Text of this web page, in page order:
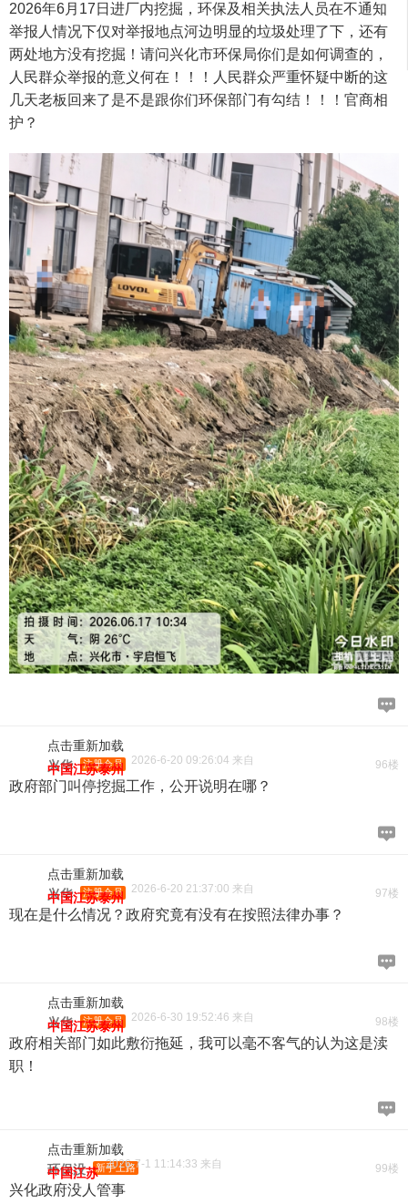
2026年6月17日进厂内挖掘，环保及相关执法人员在不通知
举报人情况下仅对举报地点河边明显的垃圾处理了下，还有
两处地方没有挖掘！请问兴化市环保局你们是如何调查的，
人民群众举报的意义何在！！！人民群众严重怀疑中断的这
几天老板回来了是不是跟你们环保部门有勾结！！！官商相
护？
点击重新加载
96楼
兴华 注册会员 2026-6-20 09:26:04 来自
中国江苏泰州
政府部门叫停挖掘工作，公开说明在哪？
点击重新加载
97楼
兴华 注册会员 2026-6-20 21:37:00 来自
中国江苏泰州
现在是什么情况？政府究竟有没有在按照法律办事？
点击重新加载
98楼
兴华 注册会员 2026-6-30 19:52:46 来自
中国江苏泰州
政府相关部门如此敷衍拖延，我可以毫不客气的认为这是渎
职！
点击重新加载
99楼
环保没 新手上路
2026-7-1 11:14:33 来自
中国江苏
兴化政府没人管事